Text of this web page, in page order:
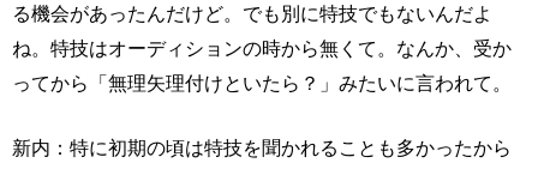
る機会があったんだけど。でも別に特技でもないんだよ
ね。特技はオーディションの時から無くて。なんか、受か
ってから「無理矢理付けといたら？」みたいに言われて。
新内：特に初期の頃は特技を聞かれることも多かったから